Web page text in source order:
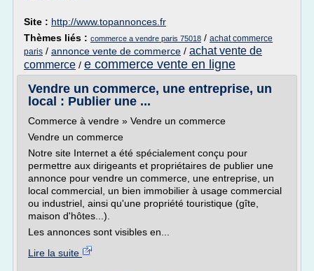
Site : http://www.topannonces.fr
Thèmes liés : commerce a vendre paris 75018 / achat commerce
paris / annonce vente de commerce / achat vente de
commerce / e commerce vente en ligne
Vendre un commerce, une entreprise, un
local : Publier une ...
Commerce à vendre » Vendre un commerce
Vendre un commerce
Notre site Internet a été spécialement conçu pour
permettre aux dirigeants et propriétaires de publier une
annonce pour vendre un commerce, une entreprise, un
local commercial, un bien immobilier à usage commercial
ou industriel, ainsi qu'une propriété touristique (gîte,
maison d'hôtes...).
Les annonces sont visibles en...
Lire la suite